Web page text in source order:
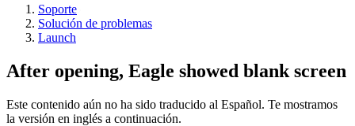
Soporte
Solución de problemas
Launch
After opening, Eagle showed blank screen
Este contenido aún no ha sido traducido al Español. Te mostramos
la versión en inglés a continuación.